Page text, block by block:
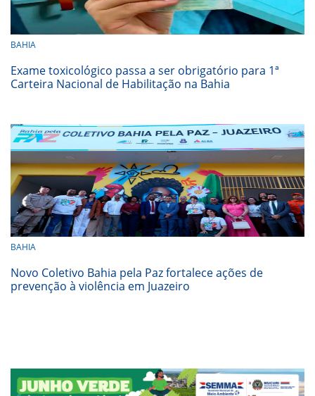
BAHIA
Exame toxicológico passa a ser obrigatório para 1ª
Carteira Nacional de Habilitação na Bahia
BAHIA
Novo Coletivo Bahia pela Paz fortalece ações de
prevenção à violência em Juazeiro